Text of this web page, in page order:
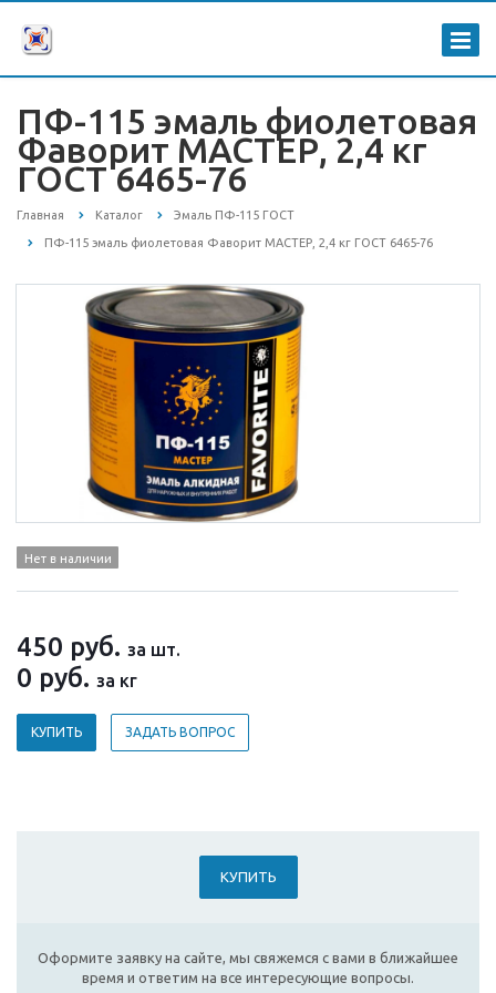
ПФ-115 эмаль фиолетовая
Фаворит МАСТЕР, 2,4 кг
ГОСТ 6465-76
Главная Каталог Эмаль ПФ-115 ГОСТ
ПФ-115 эмаль фиолетовая Фаворит МАСТЕР, 2,4 кг ГОСТ 6465-76
Нет в наличии
450 руб. за шт.
0 руб. за кг
КУПИТЬ ЗАДАТЬ ВОПРОС
КУПИТЬ
Оформите заявку на сайте, мы свяжемся с вами в ближайшее
время и ответим на все интересующие вопросы.